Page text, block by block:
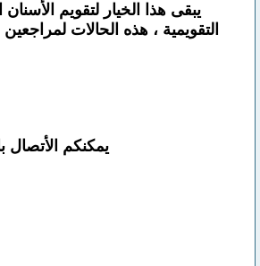
يبقى هذا الخيار لتقويم
التقويمية ، هذه الحالات
يمكنكم